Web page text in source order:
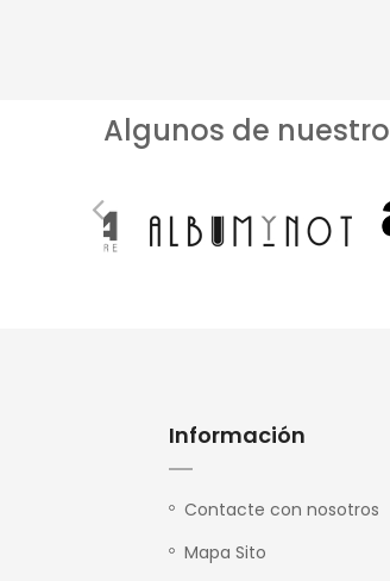
Algunos de
Información
Contacte con nosotros
Mapa Sito